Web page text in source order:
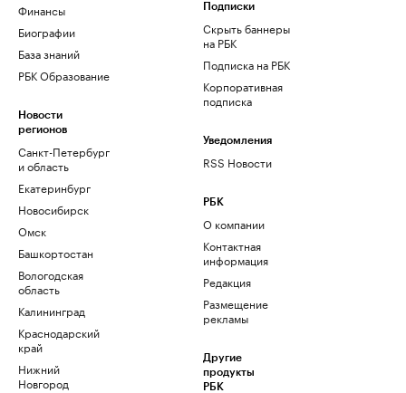
Финансы
Биографии
База знаний
РБК Образование
Новости
регионов
Санкт-Петербург
и область
Екатеринбург
Новосибирск
Омск
Башкортостан
Вологодская
область
Калининград
Краснодарский
край
Нижний
Новгород
Подписки
Скрыть баннеры
на РБК
Подписка на РБК
Корпоративная
подписка
Уведомления
RSS Новости
РБК
О компании
Контактная
информация
Редакция
Размещение
рекламы
Другие
продукты
РБК